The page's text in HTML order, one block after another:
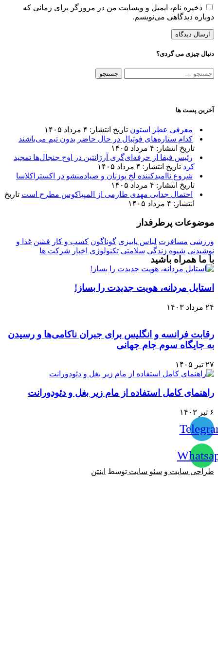
ذخیره نام، ایمیل و وبسایت من در مرورگر برای زمانی که
دوباره دیدگاهی می‌نویسم.
دنبال چیزی می گردی؟
جستجو
آخرین پست ها
معرفی عطر استون تاریخ انتشار: ۴ مرداد ۱۴۰۵
کدام ستاره‌های فوتبال در حال حاضر بدون تیم می‌باشند
تاریخ انتشار: ۴ مرداد ۱۴۰۵
رئیس فیفا از حرفه‌ای‌گری آرژانتین در اوج جنجال‌ها تمجید
کرد تاریخ انتشار: ۴ مرداد ۱۴۰۵
شروع ناامیدکننده لخ پوزنان و صیادمنشو در اکستراکلاسا
تاریخ انتشار: ۴ مرداد ۱۴۰۵
احتمال جدایی مهدی طارمی از المپیاکوس مطرح است تاریخ
انتشار: ۴ مرداد ۱۴۰۵
موضوعات پرطرفدار
ورزشی مسافرت لباس پاییزی گوناگون کسب و کار فشن غذا و
نوشیدنی شیوه زندگی سلامتی تکنولوژی اخبار شرکت ها
با ما همراه باشید
استایل مردانه، هویت جدیدت را بساز!
۲۴ مرداد ۱۴۰۳
رقابت فرانسه و انگلیس برای جبران ناکامی‌ها و رسیدن
به جایگاه سوم جام جهانی
۲۷ تیر ۱۴۰۵
راهنمای کامل استفاده از مام زیر بغل و دئودورانت
۶ تیر ۱۴۰۳
طراحی سایت و سئو سایت توسط اینتن